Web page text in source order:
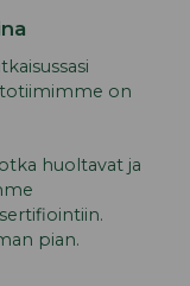
on
huoltavat ja
pian.